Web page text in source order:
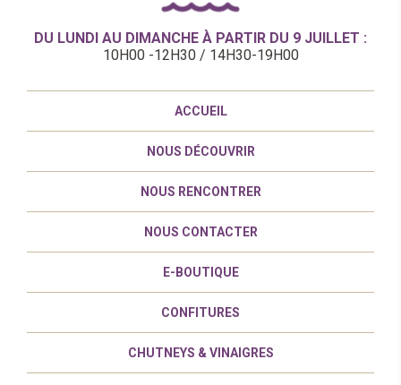
DU LUNDI AU DIMANCHE À PARTIR DU 9 JUILLET :
10H00 -12H30 / 14H30-19H00
ACCUEIL
NOUS DÉCOUVRIR
NOUS RENCONTRER
NOUS CONTACTER
E-BOUTIQUE
CONFITURES
CHUTNEYS & VINAIGRES